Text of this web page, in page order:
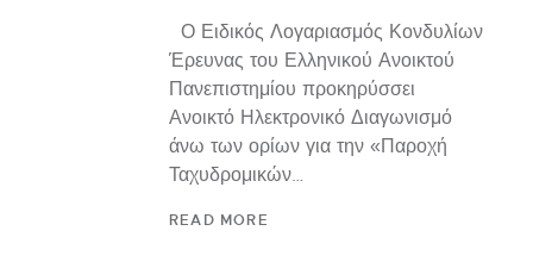
Ο Ειδικός Λογαριασμός Κονδυλίων
Έρευνας του Ελληνικού Ανοικτού
Πανεπιστημίου προκηρύσσει
Ανοικτό Ηλεκτρονικό Διαγωνισμό
άνω των ορίων για την «Παροχή
Ταχυδρομικών…
READ MORE